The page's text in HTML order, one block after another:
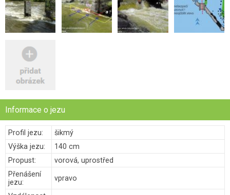
Informace o jezu
Profil jezu:
šikmý
Výška jezu:
140 cm
Propust:
vorová, uprostřed
Přenášení
jezu:
vpravo